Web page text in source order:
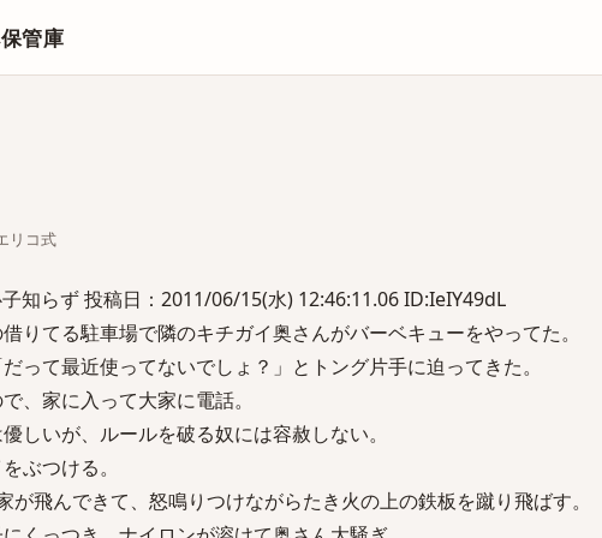
管庫
リコ式
知らず 投稿日：2011/06/15(水) 12:46:11.06 ID:IeIY49dL
りてる駐車場で隣のキチガイ奥さんがバーベキューをやってた。
って最近使ってないでしょ？」とトング片手に迫ってきた。
、家に入って大家に電話。
しいが、ルールを破る奴には容赦しない。
ぶつける。
が飛んできて、怒鳴りつけながらたき火の上の鉄板を蹴り飛ばす。